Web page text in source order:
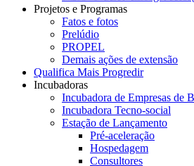
Projetos e Programas
Fatos e fotos
Prelúdio
PROPEL
Demais ações de extensão
Qualifica Mais Progredir
Incubadoras
Incubadora de Empresas de
Incubadora Tecno-social
Estação de Lançamento
Pré-aceleração
Hospedagem
Consultores